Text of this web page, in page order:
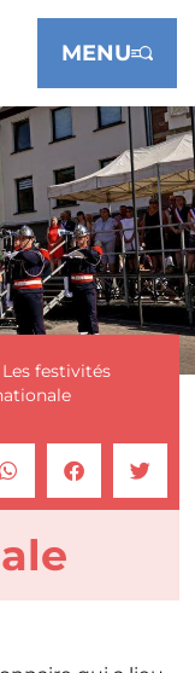
MENU
Les festivités